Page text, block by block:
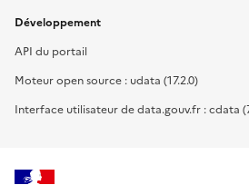
Développement
API du portail
Moteur open source : udata (17.2.0)
Interface utilisateur de data.gouv.fr : cdata